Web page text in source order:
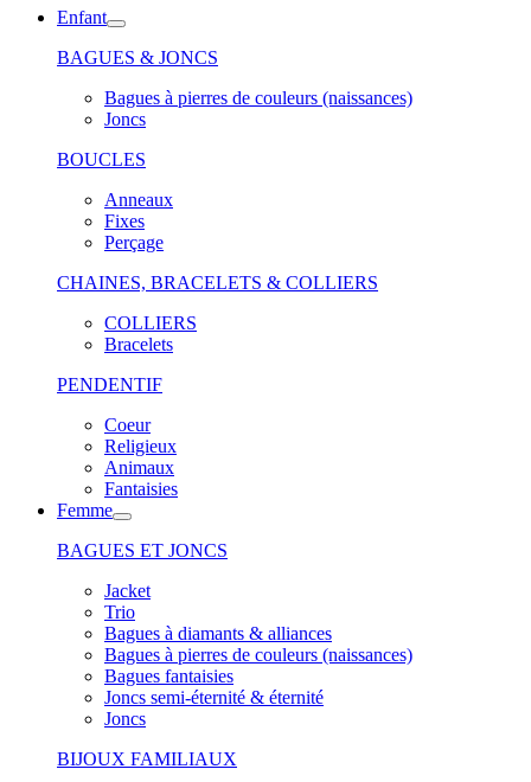
Enfant
BAGUES & JONCS
Bagues à pierres de couleurs (naissances)
Joncs
BOUCLES
Anneaux
Fixes
Perçage
CHAINES, BRACELETS & COLLIERS
COLLIERS
Bracelets
PENDENTIF
Coeur
Religieux
Animaux
Fantaisies
Femme
BAGUES ET JONCS
Jacket
Trio
Bagues à diamants & alliances
Bagues à pierres de couleurs (naissances)
Bagues fantaisies
Joncs semi-éternité & éternité
Joncs
BIJOUX FAMILIAUX